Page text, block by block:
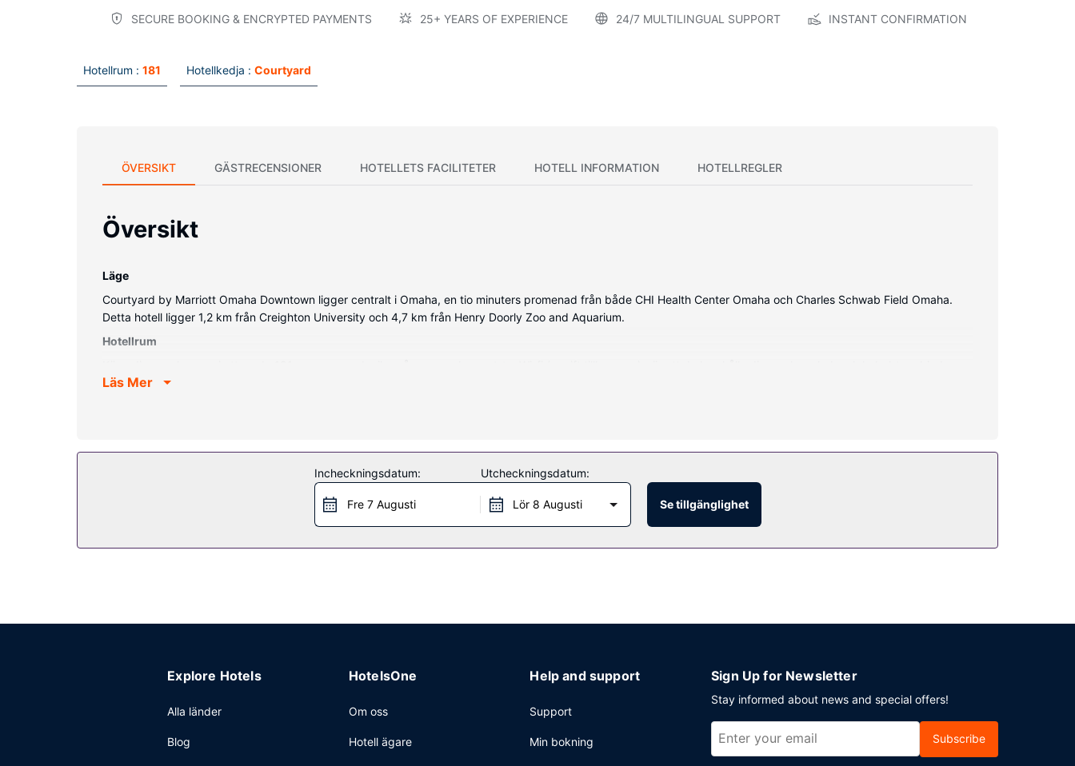
SECURE BOOKING & ENCRYPTED PAYMENTS 25+ YEARS OF EXPERIENCE 24/7 MULTILINGUAL SUPPORT INSTANT CONFIRMATION
Hotellrum : 181 Hotellkedja : Courtyard
ÖVERSIKT GÄSTRECENSIONER HOTELLETS FACILITETER HOTELL INFORMATION HOTELLREGLER
Översikt
Läge
Courtyard by Marriott Omaha Downtown ligger centralt i Omaha, en tio minuters promenad från både CHI Health Center Omaha och Charles Schwab Field Omaha.
Detta hotell ligger 1,2 km från Creighton University och 4,7 km från Henry Doorly Zoo and Aquarium.
Hotellrum
underhållning. Privat badrum med badkar/dusch, gratis toalettartiklar och hårtorkar. På rummet finns telefon, värdeförvaringsskåp och skrivbord.
Restaurang
Ät gott på The Bistro, en bistro med loungebar, eller på deras kafé. Frukost enligt egen beställning serveras på vardagar mellan 06.30 och 09.30 och på helger
Läs Mer
Incheckningsdatum:
Fre 7 Augusti
Utcheckningsdatum:
Lör 8 Augusti Se tillgänglighet
Explore Hotels
Alla länder
Blog
HotelsOne
Om oss
Hotell ägare
Help and support
Support
Min bokning
Sign Up for Newsletter
Stay informed about news and special offers!
Subscribe